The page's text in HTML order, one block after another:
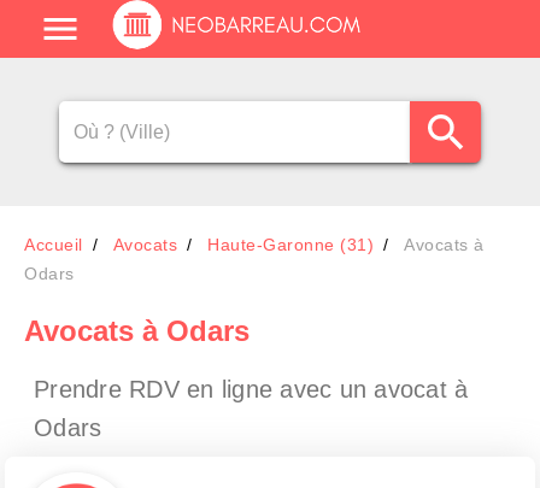
Accueil Avocats Haute-Garonne (31)
Avocats à
Odars
Avocats à Odars
Prendre RDV en ligne avec un avocat à
Odars